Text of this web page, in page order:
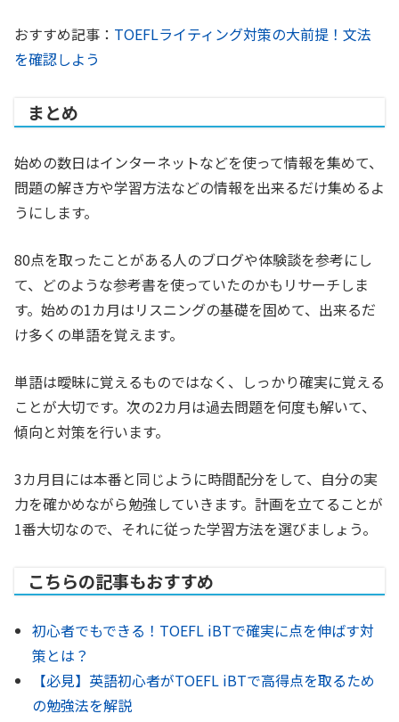
おすすめ記事： TOEFLライティング対策の大前提！文法
を確認しよう
まとめ
始めの数日はインターネットなどを使って情報を集めて、
問題の解き方や学習方法などの情報を出来るだけ集めるよ
うにします。
80点を取ったことがある人のブログや体験談を参考にし
て、どのような参考書を使っていたのかもリサーチしま
す。始めの1カ月はリスニングの基礎を固めて、出来るだ
け多くの単語を覚えます。
単語は曖昧に覚えるものではなく、しっかり確実に覚える
ことが大切です。次の2カ月は過去問題を何度も解いて、
傾向と対策を行います。
3カ月目には本番と同じように時間配分をして、自分の実
力を確かめながら勉強していきます。計画を立てることが
1番大切なので、それに従った学習方法を選びましょう。
こちらの記事もおすすめ
初心者でもできる！TOEFL iBTで確実に点を伸ばす対
策とは？
【必見】英語初心者がTOEFL iBTで高得点を取るため
の勉強法を解説